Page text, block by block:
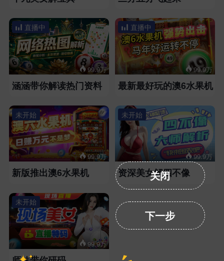
直播中
99.9万
涵涵带你解读热门资料
直播中
99.9万
最新最好玩的澳6水果机
未开始
99.9万
新版推出澳6水果机
未开始
99.9万
资深美女解四不像
未开始
99.9万
关闭
下一步